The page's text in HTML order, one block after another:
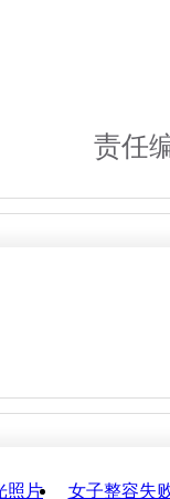
责任
照片
女子整容失